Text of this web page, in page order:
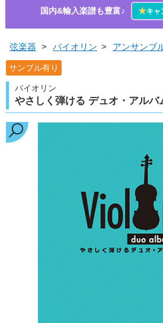
国内&輸入楽譜も豊富♪
★キャ
弦楽器 > バイオリン > アンサンブ
サンプル有り
バイオリン
やさしく弾ける デュオ・アルバ